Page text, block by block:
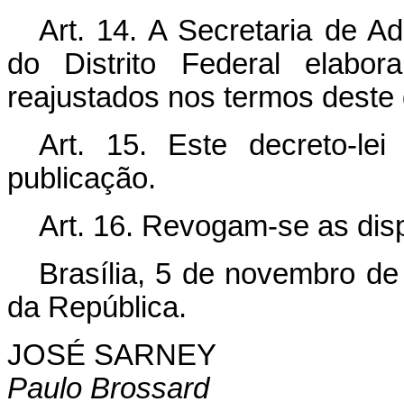
Art. 14. A Secretaria de
do Distrito Federal
reajustados nos termos deste
Art. 15. Este decreto-
publicação.
Art. 16. Revogam-se as
Brasília, 5 de novembro
da República.
JOSÉ SARNEY
Paulo Brossard